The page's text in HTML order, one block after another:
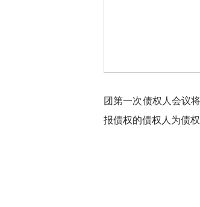
团第一次债权人会议
报债权的债权人为债